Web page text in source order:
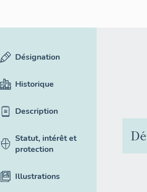
Désignation
Historique
Description
Statut, intérêt et
protection
Illustrations